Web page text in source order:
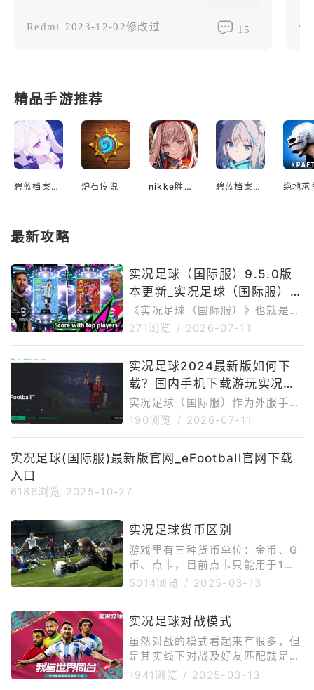
破防线，凌空抽射！哦哦！球门的横梁救了对
球，奇迹般地穿越了防守线。前锋狡猾地晃过
了门将，轻轻松松将球送入了空门！这绝对是
本场比赛中最精彩的瞬间之一！ 哇塞！对方
中场球员一记华丽的背后斜传！前锋似乎已经
预料到了，他展现出了和球心完美的配合。他
加速冲过来，一个漂亮的鱼跃头球！咚啷！球
霆万钧！他们一次又一次地发动猛烈的攻击，
完全压制住了对手。掌声此起彼伏，观众们尽
情欢呼！这支球队通过无尽的拼搏和协作，真
是将足球的魅力展现得淋漓尽致！ 在这美妙
的节奏中，比赛也渐渐接近尾声。双方球员们
汗流浃背，尽情地拼搏。他们在球场上展现出
的技艺和毅力绝对令人叹为观止！这绝对是一
场无法忘怀的实况足球比赛！
Redmi 2023-12-02修改过 15
精品手游推荐
碧蓝档案国际服 炉石传说 nikke胜利女神国际服 碧蓝档案日服
最新攻略
实况足球（国际服）9.5.0版
本更新_实况足球（国际服）9.
5.0最新版下载安装
《实况足球（国际服）》也就是eF
ootball™，由KONAMI推出，是经
PES已经进化为eFootball™，玩
家可以在移动端体验下一代数字足
球游戏，并通过教程学习基础操
作、组建球队、签约球员、参加AI
比赛和在线对战。需要说明的是，
页面以eFootball™v5.0.0作为游
271浏览 / 2026-07-11
实况足球2024最新版如何下
载？国内手机下载游玩实况足
球2024方法介绍
实况足球（国际服）作为外服手
游，在国内下载安装存在一定难
访问不够稳定，容易出现加载慢、
环境依赖，部分安卓手机如果缺少
GooglePlay服务，可能无法正常
下载、更新或启动游戏。再者，国
际服还可能存在地区限制，部分用
户可能遇到商店搜不到游戏、提示
设备不兼容或安装后闪退等情况。
如果选择APK手动安装，还需要开
190浏览 / 2026-07-11
实况足球(国际服)最新版官网_eFootball官网下载
入口
6186浏览 2025-10-27
实况足球货币区别
游戏里有三种货币单位：金币、G
币、点卡，目前点卡只能用于1：1
兑换金币，这里就不多做讨论。金
员，建议攒满2500金币进行十连
(因为有金球保底)，鉴于长期游戏
以后玩家们大多数球员一般都能入
手，因此等到传奇球员卡池消费最
佳(比如第一期的小贝，可怜我两
5014浏览 / 2025-03-13
实况足球对战模式
虽然对战的模式看起来有很多，但
是其实线下对战及好友匹配就是好
友之间玩耍，实际要讨论的就是线
1941浏览 / 2025-03-13